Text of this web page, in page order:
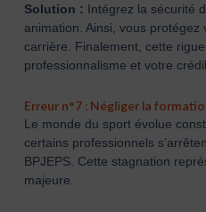
Solution : Intégrez la sécurité
animation. Ainsi, vous protégez
carrière. Finalement, cette
professionnalisme et votre
Erreur n°7 : Négliger la
Le monde du sport évolue
certains professionnels
BPJEPS. Cette stagnation
majeure.